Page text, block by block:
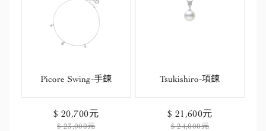
Picore Swing-手鍊
$ 20,700元
$ 23,000元
Tsukishiro-項鍊
$ 21,600元
$ 24,000元